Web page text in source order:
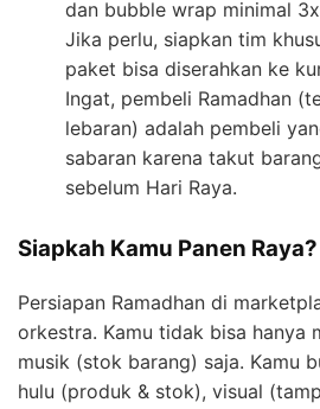
dan bubble wrap minimal
Jika perlu, siapkan tim
paket bisa diserahkan ke
Ingat, pembeli Ramadhan
lebaran) adalah pembeli
sabaran karena takut
sebelum Hari Raya.
Siapkah Kamu Panen Raya?
Persiapan Ramadhan di
orkestra. Kamu tidak bisa hanya
musik (stok barang) saja. Kamu
hulu (produk & stok), visual